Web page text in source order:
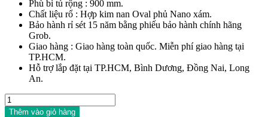
1.491.000 ₫.
Phù bì tủ rộng : 900 mm.
Chất liệu rổ : Hợp kim nan Oval phủ Nano xám.
Bảo hành rỉ sét 15 năm bằng phiếu bảo hành chính hãng
Grob.
Giao hàng : Giao hàng toàn quốc. Miễn phí giao hàng tại
TP.HCM.
Hỗ trợ lắp đặt tại TP.HCM, Bình Dương, Đồng Nai, Long
An.
Giá
bátThêm vào giỏ hàng